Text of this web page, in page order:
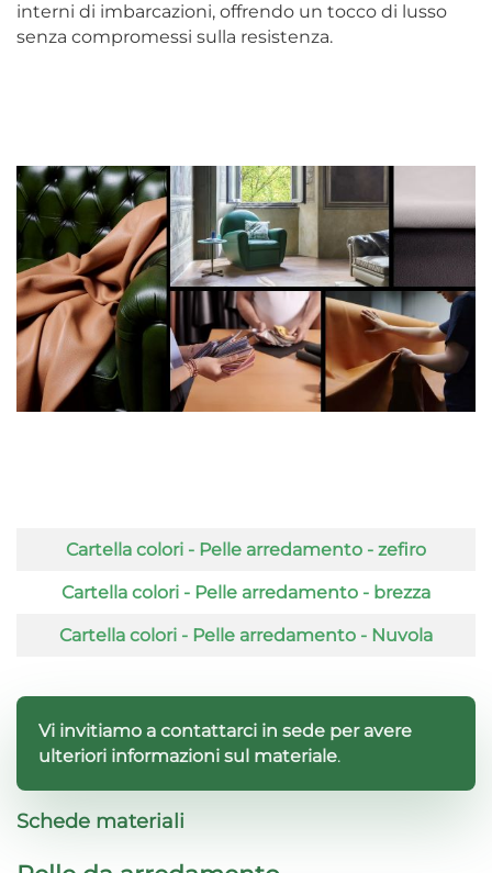
interni di imbarcazioni, offrendo un tocco di lusso
senza compromessi sulla resistenza.
Articoli
TitoloCartella colori - Pelle arredamento - zefiro
Cartella colori - Pelle arredamento - brezza
Cartella colori - Pelle arredamento - Nuvola
Vi invitiamo a contattarci in sede per avere
ulteriori informazioni sul materiale.
Schede materiali